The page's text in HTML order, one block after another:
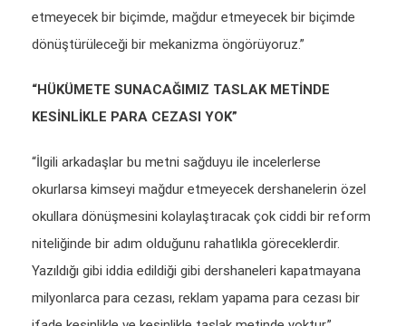
etmeyecek bir biçimde, mağdur etmeyecek bir biçimde
dönüştürüleceği bir mekanizma öngörüyoruz.”
“HÜKÜMETE SUNACAĞIMIZ TASLAK METİNDE
KESİNLİKLE PARA CEZASI YOK”
“İlgili arkadaşlar bu metni sağduyu ile incelerlerse
okurlarsa kimseyi mağdur etmeyecek dershanelerin özel
okullara dönüşmesini kolaylaştıracak çok ciddi bir reform
niteliğinde bir adım olduğunu rahatlıkla göreceklerdir.
Yazıldığı gibi iddia edildiği gibi dershaneleri kapatmayana
milyonlarca para cezası, reklam yapama para cezası bir